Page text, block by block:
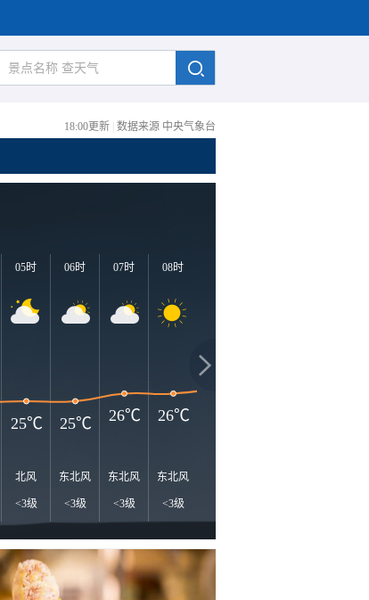
18:00更新 数据来源 中央气象台
05时
北风
<3级
06时
东北风
<3级
07时
东北风
<3级
08时
东北风
<3级
25℃ 25℃ 26℃ 26℃